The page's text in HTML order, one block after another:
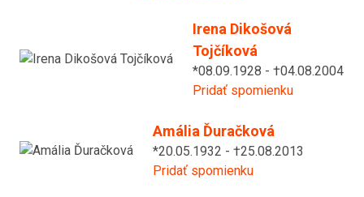
Irena Dikošová
Tojčíková
*08.09.1928 - †04.08.2004
Pridať spomienku
Amália Ďuračková
*20.05.1932 - †25.08.2013
Pridať spomienku